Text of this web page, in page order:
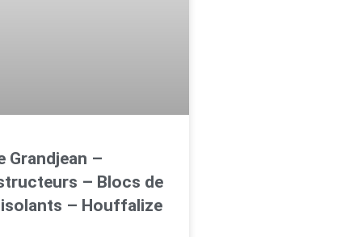
Grandjean –
– Blocs de
– Houffalize